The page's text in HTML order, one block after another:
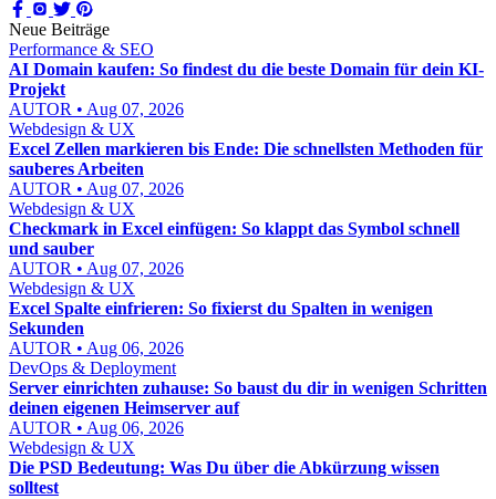
Neue Beiträge
Performance & SEO
AI Domain kaufen: So findest du die beste Domain für dein KI-
Projekt
AUTOR • Aug 07, 2026
Webdesign & UX
Excel Zellen markieren bis Ende: Die schnellsten Methoden für
sauberes Arbeiten
AUTOR • Aug 07, 2026
Webdesign & UX
Checkmark in Excel einfügen: So klappt das Symbol schnell
und sauber
AUTOR • Aug 07, 2026
Webdesign & UX
Excel Spalte einfrieren: So fixierst du Spalten in wenigen
Sekunden
AUTOR • Aug 06, 2026
DevOps & Deployment
Server einrichten zuhause: So baust du dir in wenigen Schritten
deinen eigenen Heimserver auf
AUTOR • Aug 06, 2026
Webdesign & UX
Die PSD Bedeutung: Was Du über die Abkürzung wissen
solltest